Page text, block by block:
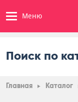
Меню
Поиск по
Главная Каталог